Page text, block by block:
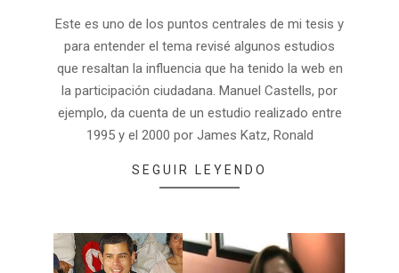
Este es uno de los puntos centrales de mi tesis y
para entender el tema revisé algunos estudios
que resaltan la influencia que ha tenido la web en
la participación ciudadana. Manuel Castells, por
ejemplo, da cuenta de un estudio realizado entre
1995 y el 2000 por James Katz, Ronald
SEGUIR LEYENDO